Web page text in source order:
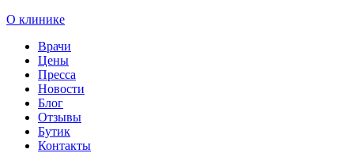
О клинике
Врачи
Цены
Пресса
Новости
Блог
Отзывы
Бутик
Контакты